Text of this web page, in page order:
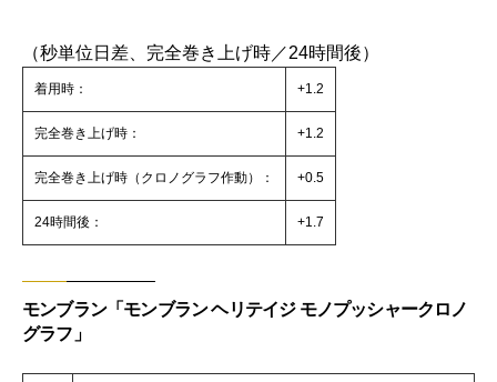
（秒単位日差、完全巻き上げ時／24時間後）
着用時： +1.2
完全巻き上げ時： +1.2
完全巻き上げ時（クロノグラフ作動）： +0.5
24時間後： +1.7
モンブラン「モンブラン ヘリテイジ モノプッシャークロノ
グラフ」